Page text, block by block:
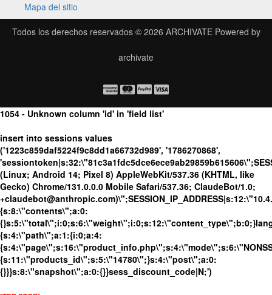
Mapa del sitio
Todos los derechos reservados © 2026 ARCHIVATEPowered by
archivate
1054 - Unknown column 'id' in 'field list'
insert into sessions values
('1223c859daf5224f9c8dd1a66732d989', '1786270868',
(Linux; Android 14; Pixel 8) AppleWebKit/537.36 (KHTML, like
Gecko) Chrome/131.0.0.0 Mobile Safari/537.36; ClaudeBot/1.0;
{s:8:\"contents\";a:0:
{s:4:\"path\";a:1:{i:0;a:4:
{s:11:\"products_id\";s:5:\"14780\";}s:4:\"post\";a:0:
{}}}s:8:\"snapshot\";a:0:{}}sess_discount_code|N;')